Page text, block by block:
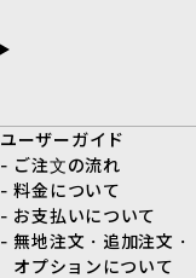
ユーザーガイド
- ご注文の流れ
- 料金について
- お支払いについて
- 無地注文・追加注文・
オプションについて